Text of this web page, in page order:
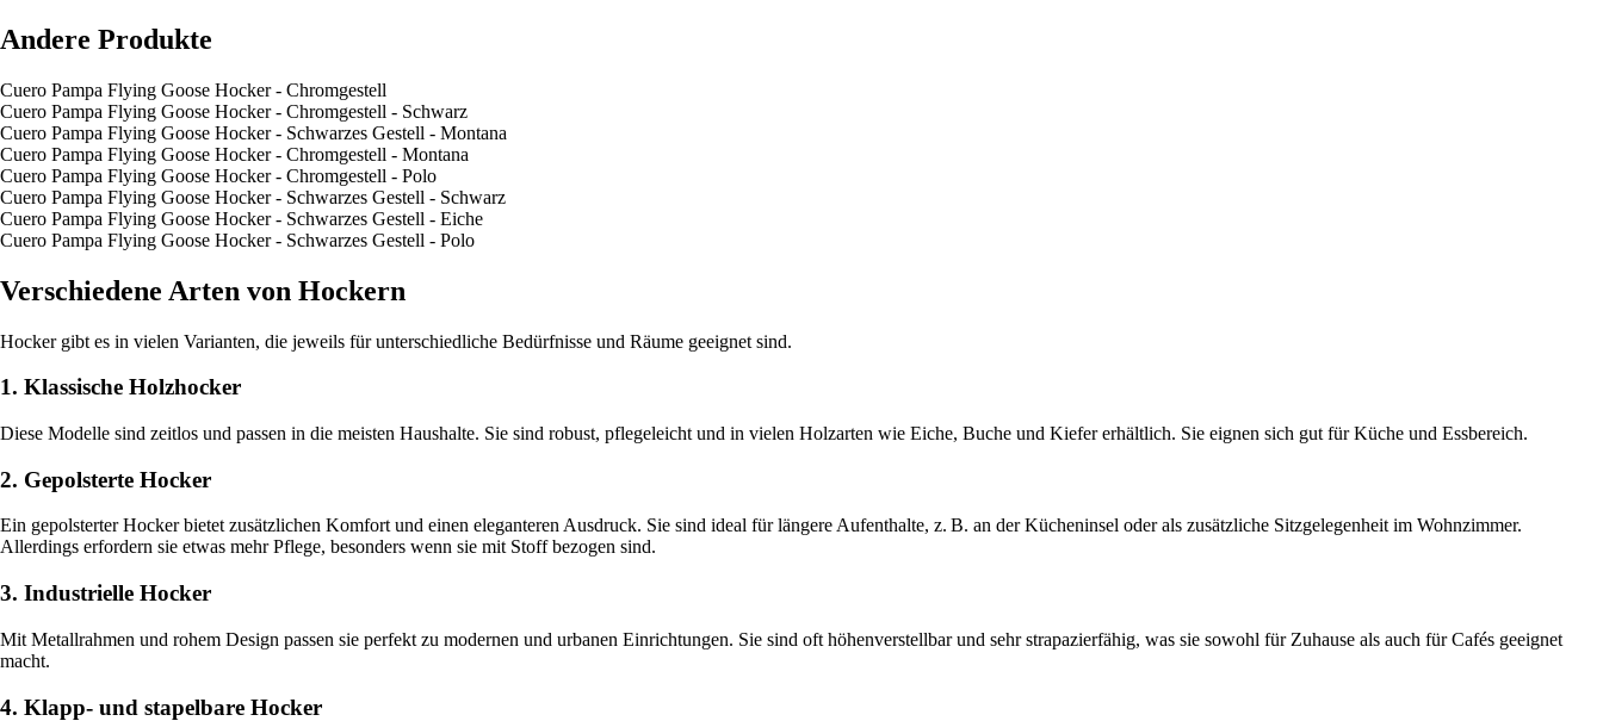
Andere Produkte
Cuero Pampa Flying Goose Hocker - Chromgestell
Cuero Pampa Flying Goose Hocker - Chromgestell - Schwarz
Cuero Pampa Flying Goose Hocker - Schwarzes Gestell - Montana
Cuero Pampa Flying Goose Hocker - Chromgestell - Montana
Cuero Pampa Flying Goose Hocker - Chromgestell - Polo
Cuero Pampa Flying Goose Hocker - Schwarzes Gestell - Schwarz
Cuero Pampa Flying Goose Hocker - Schwarzes Gestell - Eiche
Cuero Pampa Flying Goose Hocker - Schwarzes Gestell - Polo
Verschiedene Arten von Hockern
Hocker gibt es in vielen Varianten, die jeweils für unterschiedliche Bedürfnisse und Räume geeignet sind.
1. Klassische Holzhocker
Diese Modelle sind zeitlos und passen in die meisten Haushalte. Sie sind robust, pflegeleicht und in vielen Holzarten wie Eiche, Buche und Kiefer erhältlich. Sie eignen sich gut für Küche und Essbereich.
2. Gepolsterte Hocker
Ein gepolsterter Hocker bietet zusätzlichen Komfort und einen eleganteren Ausdruck. Sie sind ideal für längere Aufenthalte, z. B. an der Kücheninsel oder als zusätzliche Sitzgelegenheit im Wohnzimmer.
Allerdings erfordern sie etwas mehr Pflege, besonders wenn sie mit Stoff bezogen sind.
3. Industrielle Hocker
Mit Metallrahmen und rohem Design passen sie perfekt zu modernen und urbanen Einrichtungen. Sie sind oft höhenverstellbar und sehr strapazierfähig, was sie sowohl für Zuhause als auch für Cafés geeignet
macht.
4. Klapp- und stapelbare Hocker